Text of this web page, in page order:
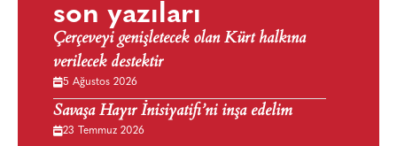
son yazıları
Çerçeveyi genişletecek olan Kürt halkına
verilecek destektir
5 Ağustos 2026
Savaşa Hayır İnisiyatifi’ni inşa edelim
23 Temmuz 2026